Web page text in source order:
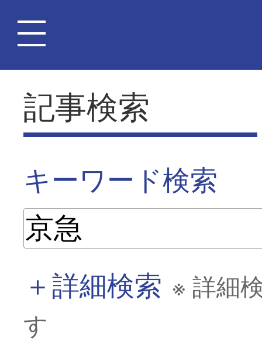
記事検索
キーワード検索
＋詳細検索 ※ 詳細
す